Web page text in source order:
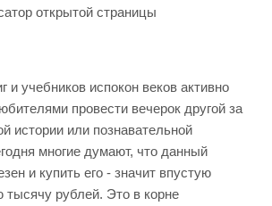
открытой страницы
и учебников испокон веков активно
провести вечерок другой за
истории или познавательной
многие думают, что данный
и купить его - значит впустую
рублей. Это в корне